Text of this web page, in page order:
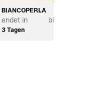
BIANCOPERLA
endet in
3 Tagen
bis zu *